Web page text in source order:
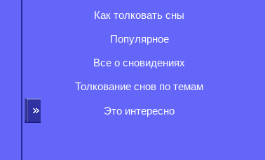
Как толковать сны
Популярное
Все о сновидениях
Толкование снов по темам
Это интересно